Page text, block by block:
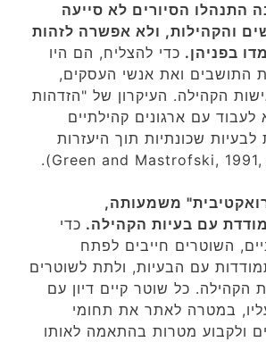
התנהלו הסיורים לא סייעה
והקהילות, ולא אפשרה לזהות
בפניהן. כדי להצליח, הם היו
התושבים ואת אנשי העסקים,
הקהילה. העיקרון של "הזדהות
עם ארגונים קהילתיים
לבעיות שכונתיות תוך היעזרות
משמעותה,
עם בעיות הקהילה. כדי
השוטרים חייבים לפתח
עם הבעיות, ולתת לשוטרים
הקהילה. כל שוטר קיים דיון עם
במטרה לאתר את תחומי
ולקבוע מטרות בהתאמה לאותו